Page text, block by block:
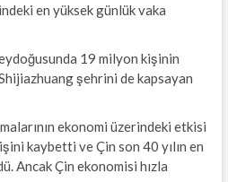
en yüksek günlük vaka
19 milyon kişinin
şehrini de kapsayan
ekonomi üzerindeki etkisi
kaybetti ve Çin son 40 yılın en
Ancak Çin ekonomisi hızla